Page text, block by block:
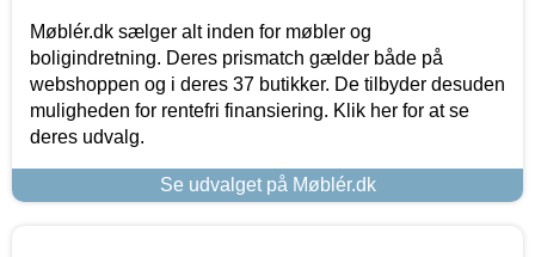
Møblér.dk sælger alt inden for møbler og
boligindretning. Deres prismatch gælder både på
webshoppen og i deres 37 butikker. De tilbyder desuden
muligheden for rentefri finansiering. Klik her for at se
deres udvalg.
Se udvalget på Møblér.dk